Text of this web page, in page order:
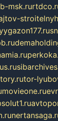
msk.ru
tor-
movieone.ru